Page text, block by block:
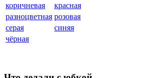
коричневая
красная
разноцветная розовая
серая
синяя
чёрная